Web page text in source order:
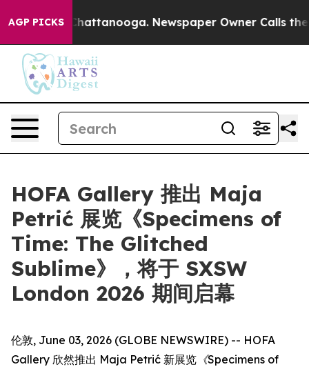
AGP PICKS
Chaos in Chattanooga. Newspaper Owner Calls the
HOFA Gallery 推出 Maja
Petrić 展览《Specimens of
Time: The Glitched
Sublime》，将于 SXSW
London 2026 期间启幕
伦敦, June 03, 2026 (GLOBE NEWSWIRE) -- HOFA
Gallery 欣然推出 Maja Petrić 新展览 《Specimens of